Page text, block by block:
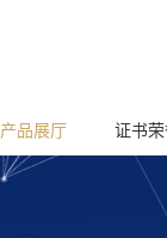
产品展厅 证书